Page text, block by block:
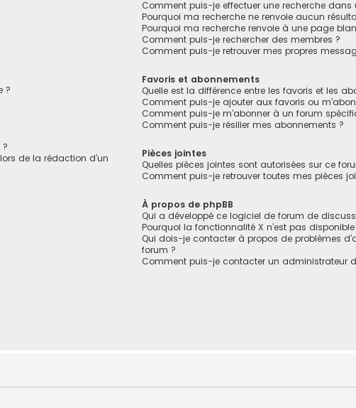
?
de la rédaction d’un
Comment puis-je effectuer une recherche dans
Pourquoi ma recherche ne renvoie aucun
Pourquoi ma recherche renvoie à une page
Comment puis-je rechercher des membres ?
Comment puis-je retrouver mes propres
Favoris et abonnements
Quelle est la différence entre les favoris et les
Comment puis-je ajouter aux favoris ou
Comment puis-je m’abonner à un forum
Comment puis-je résilier mes abonnements ?
Pièces jointes
Quelles pièces jointes sont autorisées sur ce
Comment puis-je retrouver toutes mes pièces
À propos de phpBB
Qui a développé ce logiciel de forum de
Pourquoi la fonctionnalité X n’est pas disponible
Qui dois-je contacter à propos de problèmes
forum ?
Comment puis-je contacter un administrateur